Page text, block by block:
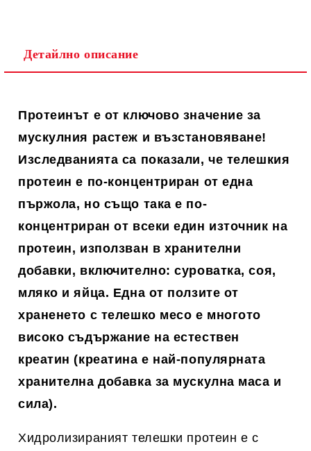
Детайлно описание
Протеинът е от ключово значение за
мускулния растеж и възстановяване!
Изследванията са показали, че телешкия
протеин е по-концентриран от една
пържола, но също така е по-
концентриран от всеки един източник на
протеин, използван в хранителни
добавки, включително: суроватка, соя,
мляко и яйца. Една от ползите от
храненето с телешко месо е многото
високо съдържание на естествен
креатин (креатина е най-популярната
хранителна добавка за мускулна маса и
сила).
Хидролизираният телешки протеин е с